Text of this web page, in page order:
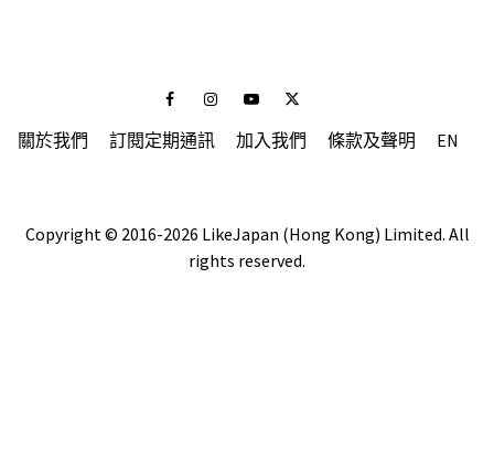
FacebookInstagramYoutubeTwitter
關於我們 訂閱定期通訊 加入我們 條款及聲明 EN
Copyright © 2016-2026 LikeJapan (Hong Kong) Limited. All
rights reserved.